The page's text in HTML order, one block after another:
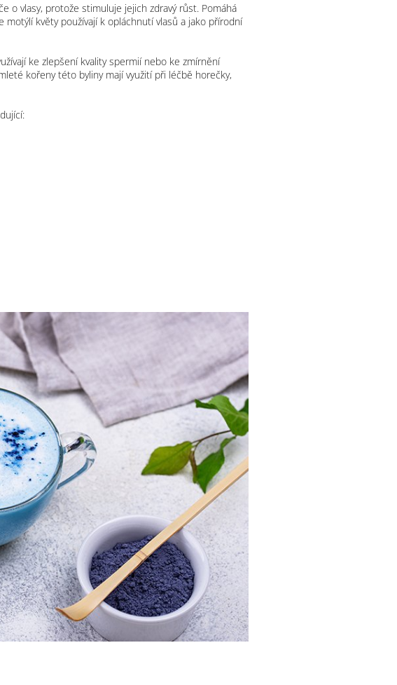
o vlasy, protože stimuluje jejich zdravý růst. Pomáhá
motýlí květy používají k opláchnutí vlasů a jako přírodní
ke zlepšení kvality spermií nebo ke zmírnění
kořeny této byliny mají využití při léčbě horečky,